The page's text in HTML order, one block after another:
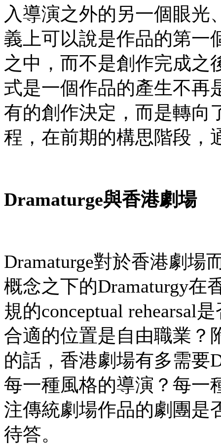
入導演之外的另一個眼光
義上可以說是作品的第一
之中，而不是創作完成之
式是一個作品的產生不再
有的創作決定，而是轉向
程，在前期的構思階段，
Dramaturge與香港劇場
Dramaturge對於香港劇場
概念之下的Dramaturgy在
規的conceptual rehearsal
合適的位置是自由職業？
的話，香港劇場有多需要
每一種風格的導演？每一
注傳統劇場作品的劇團是
待答。